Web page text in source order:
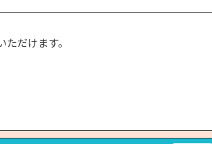
だけます。